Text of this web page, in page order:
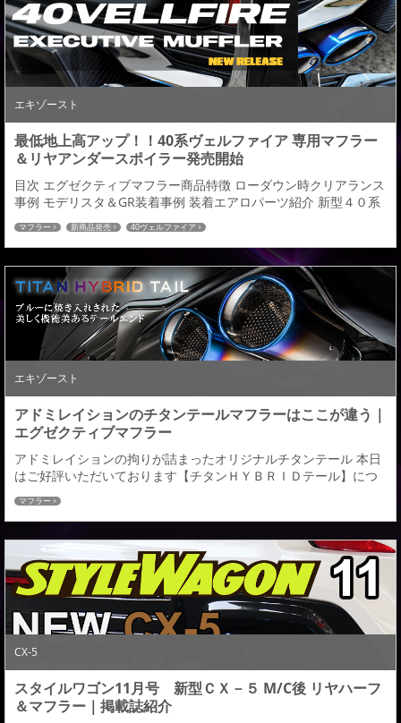
フローティングデザインを採用し立体的...
エキゾースト
最低地上高アップ！！40系ヴェルファイア 専用マフラー
＆リヤアンダースポイラー発売開始
目次 エグゼクティブマフラー商品特徴 ローダウン時クリアランス
事例 モデリスタ＆GR装着事例 装着エアロパーツ紹介 新型４０系
ヴェルファイア用カスタムパーツより、左右デュアル出しマフラ
ー＆専用リアアンダースポイラーが本日より発売開始となりま
す。（エアロ用/純正バンパー対応） ４０VELLFIRE:発売中 設計レ
イアウトに拘り、純正よりも低くならないローダウン車にも対応
した最低地上高アップマフラーと...
マフラー 新商品発売 40ヴェルファイア
エキゾースト
アドミレイションのチタンテールマフラーはここが違う｜
エグゼクティブマフラー
アドミレイションの拘りが詰まったオリジナルチタンテール 本日
はご好評いただいております【チタンＨＹＢＲＩＤテール】につ
いてあらためてご紹介させていただければと思います。チタンＨ
ＹＢＲＤテールの発売が２０１３年になりますのでもう１０年も
経ちますが今だにマフラーご注文時にはこのチタンテールが大変
ご好評をいただいている商品となります。よくドレスアップ系マ
フラーで使用されているチタンテールはステンレステー...
マフラー
CX-5
スタイルワゴン11月号 新型ＣＸ－５ M/C後 リヤハーフ
＆マフラー｜掲載誌紹介